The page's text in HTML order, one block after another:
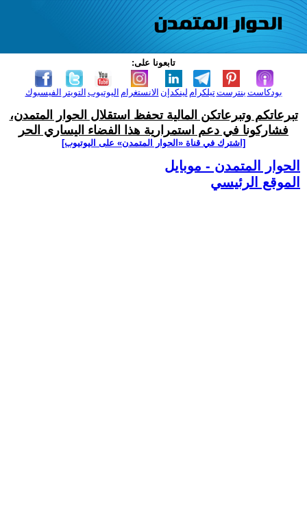
تابعونا على:
الفيسبوك التويتر اليوتيوب الانستغرام لينكدإن تيلكرامبنترست بودكاست
تبرعاتكم وتبرعاتكن المالية تحفظ استقلال الحوار المتمدن،
فشاركونا في دعم استمرارية هذا الفضاء اليساري الحر
[اشترك في قناة ‫«الحوار المتمدن» على اليوتيوب]
الحوار المتمدن - موبايل
الموقع الرئيسي